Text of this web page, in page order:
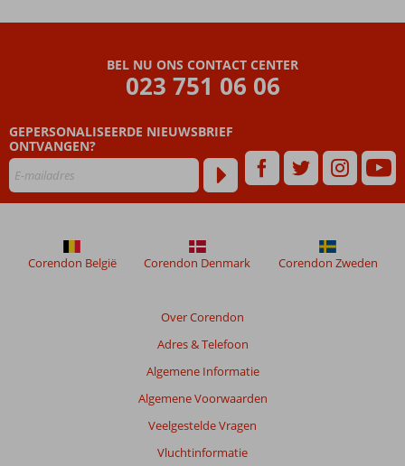
Beoordelingen
dan
48
niet
weergegeven
om
BEL NU ONS CONTACT CENTER
023 751 06 06
GEPERSONALISEERDE NIEUWSBRIEF
ONTVANGEN?
Over Corendon
Adres & Telefoon
Algemene Informatie
Algemene Voorwaarden
Veelgestelde Vragen
Vluchtinformatie
Corendon België Corendon Denmark Corendon Zweden